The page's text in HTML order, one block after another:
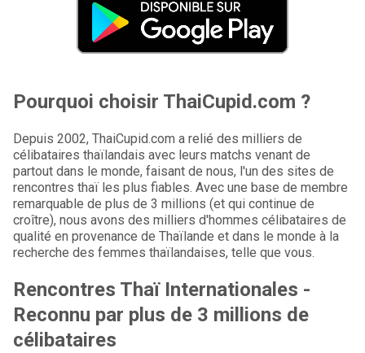
Pourquoi choisir ThaiCupid.com ?
Depuis 2002, ThaiCupid.com a relié des milliers de
célibataires thaïlandais avec leurs matchs venant de
partout dans le monde, faisant de nous, l'un des sites de
rencontres thaï les plus fiables. Avec une base de membre
remarquable de plus de 3 millions (et qui continue de
croître), nous avons des milliers d'hommes célibataires de
qualité en provenance de Thaïlande et dans le monde à la
recherche des femmes thaïlandaises, telle que vous.
Rencontres Thaï Internationales -
Reconnu par plus de 3 millions de
célibataires